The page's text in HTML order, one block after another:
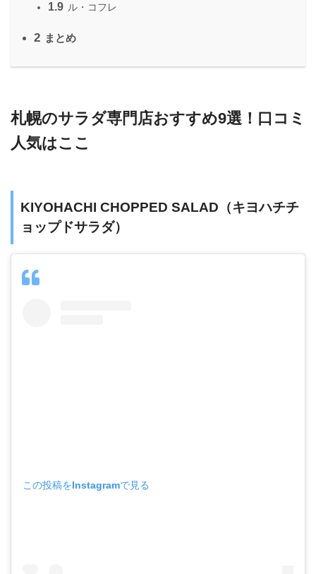
1.9 ル・コフレ
2 まとめ
札幌のサラダ専門店おすすめ9選！口コミ
人気はここ
KIYOHACHI CHOPPED SALAD（キヨハチチ
ョップドサラダ）
この投稿をInstagramで見る